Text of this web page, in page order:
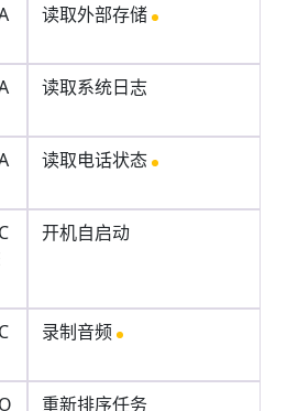
读取外部存储
读取系统日志
读取电话状态
开机自启动
录制音频
重新排序任务